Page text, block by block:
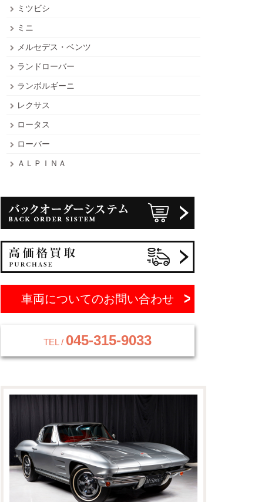
ミツビシ
ミニ
メルセデス・ベンツ
ランドローバー
ランボルギーニ
レクサス
ロータス
ローバー
ＡＬＰＩＮＡ
車両についてのお問い合わせ
TEL / 045-315-9033